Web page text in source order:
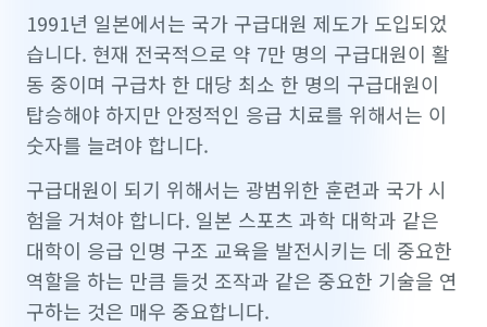
1991년 일본에서는 국가 구급대원 제도가 도입되었
습니다. 현재 전국적으로 약 7만 명의 구급대원이 활
동 중이며 구급차 한 대당 최소 한 명의 구급대원이
탑승해야 하지만 안정적인 응급 치료를 위해서는 이
숫자를 늘려야 합니다.
구급대원이 되기 위해서는 광범위한 훈련과 국가 시
험을 거쳐야 합니다. 일본 스포츠 과학 대학과 같은
대학이 응급 인명 구조 교육을 발전시키는 데 중요한
역할을 하는 만큼 들것 조작과 같은 중요한 기술을 연
구하는 것은 매우 중요합니다.